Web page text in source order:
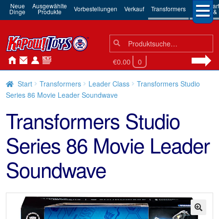
Neue
Dinge
Ausgewählte
Produkte Vorbestellungen Verkauf Transformers 3rd
Robots
Suchen
nach:
Suche
€0.00 0
Start Transformers Leader Class
Transformers Studio
Series 86 Movie Leader Soundwave
Transformers Studio
Series 86 Movie Leader
Soundwave